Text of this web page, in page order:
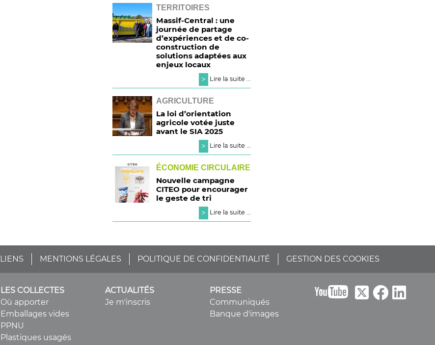
TERRITOIRES
Massif-Central : une
journée de partage
d’expériences et de co-
construction de
solutions adaptées aux
enjeux locaux
>
Lire la suite ...
AGRICULTURE
La loi d’orientation
agricole votée juste
avant le SIA 2025
>
Lire la suite ...
ÉCONOMIE CIRCULAIRE
Nouvelle campagne
CITEO pour encourager
le geste de tri
>
Lire la suite ...
LIENS MENTIONS LÉGALES POLITIQUE DE CONFIDENTIALITÉ GESTION DES COOKIES
LES COLLECTES
Où apporter
Emballages vides
PPNU
Plastiques usagés
ACTUALITÉS
Je m'inscris
PRESSE
Communiqués
Banque d'images
B